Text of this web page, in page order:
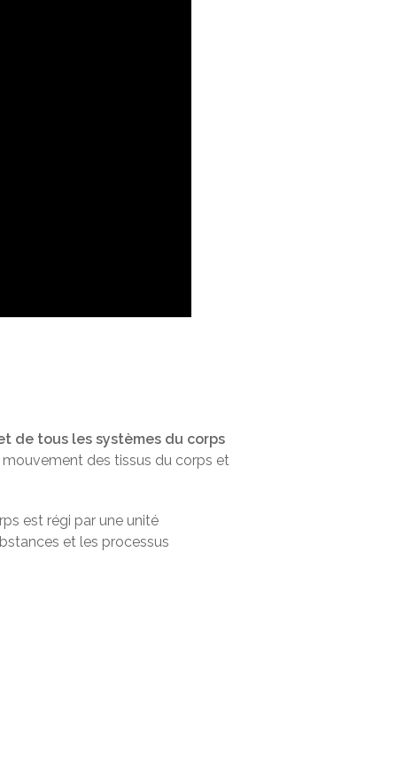
de tous les systèmes du corps
mouvement des tissus du corps et
est régi par une unité
et les processus